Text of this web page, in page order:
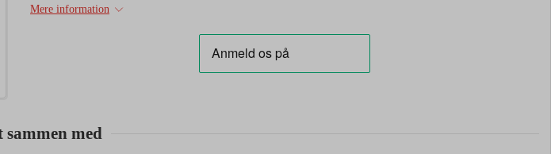
Mere information
sammen med